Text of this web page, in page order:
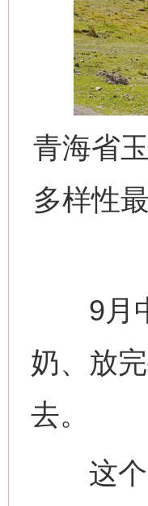
青海省
多样性
9月中
奶、放
去。
这个